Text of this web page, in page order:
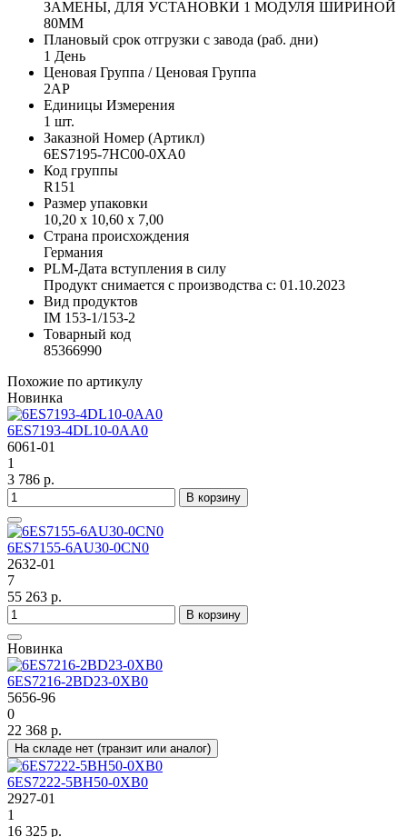
ЗАМЕНЫ, ДЛЯ УСТАНОВКИ 1 МОДУЛЯ ШИРИНОЙ
80MM
Плановый срок отгрузки с завода (раб. дни)
1 День
Ценовая Группа / Ценовая Группа
2AP
Единицы Измерения
1 шт.
Заказной Номер (Артикл)
6ES7195-7HC00-0XA0
Код группы
R151
Размер упаковки
10,20 x 10,60 x 7,00
Страна происхождения
Германия
PLM-Дата вступления в силу
Продукт снимается с производства с: 01.10.2023
Вид продуктов
IM 153-1/153-2
Товарный код
85366990
Похожие по артикулу
Новинка
6ES7193-4DL10-0AA0
6061-01
1
3 786 р.
В корзину
6ES7155-6AU30-0CN0
2632-01
7
55 263 р.
В корзину
Новинка
6ES7216-2BD23-0XB0
5656-96
0
22 368 р.
На складе нет (транзит или аналог)
6ES7222-5BH50-0XB0
2927-01
1
16 325 р.